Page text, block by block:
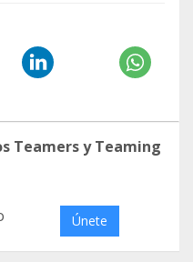
Teamers y Teaming
Únete